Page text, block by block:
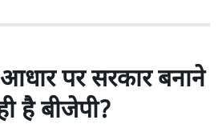
आधार पर सरकार बनाने
है बीजेपी?